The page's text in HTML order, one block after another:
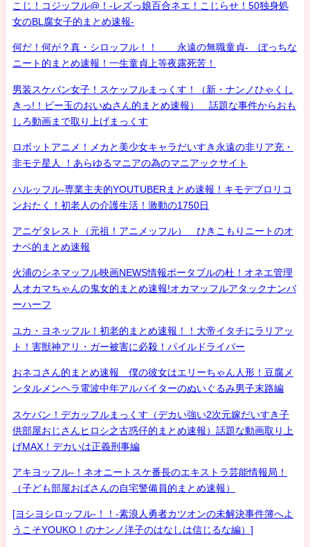
こじ！コジッフル@！-レズっ娘百合ネエ！こじらせ！50独身処
女のBL腐女子的まとめ速報-
何だ！何が？真・シロッフル！！ 永遠の無職童貞- ぼっちな
ニート的まとめ速報！一生童貞上等夜露死苦！
男装スケバン女子！スケッフルまっくす！（新・ナンノひゃくし
きっ!！ビー玉のおいぬさん的まとめ速報） 話題な事件からおも
しろ動画まで取り上げまっくす
ロボットアニメ！メカと美少女キャラだいすき永遠の非リア充・
非モテ星人 ！あらゆるマニアの為のマニアックサイト
ハルッフル-専業主夫的YOUTUBERまとめ速報！キモデブロリコ
ンおたく！初老人の介護生活！激動の1750日
アニゲタレスト（元祖！アニメッフル） ひきこもりニートのオ
ナベ的まとめ速報
火浦のシネマッフル映画NEWS情報ポータブルの杜！オネエ管理
人オカマちゃんの鬼女的まとめ速報!オカマッフルアタックナンバ
ーハーフ
ユカ・ヨネッフル！初老的まとめ速報！！大帝イタチにラリアッ
ト！害獣神アリ・ガー被害に必殺！パイルドライバー
おネコさん的まとめ速報 僕の彼女はエリーちゃん人形！豆腐メ
ンタルメンヘラ電波中年アルバイターのぬいぐるみ男子末路編
スケバン！デカッフルまっくす（デカい強い2次元嫁だいすき子
供部屋おじさんヒロシ之古惑仔的まとめ速報）話題な動画取り上
げMAX！デカいは正義刑事編
アキヨッフル-！ネオニートスケ番長のエキストラ芸能情報局！
（子ども部屋おばさんの自宅警備員的まとめ速報）
[ヨシヨシロッフル-！！-素浪人勇者カツオンの未解決事件簿へよ
うこそYOUKO！のナンノ洋子のはなしは信じるな編）]